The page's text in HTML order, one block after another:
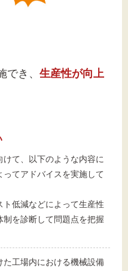
でき、 生産性が向上
て、以下のような内容に
てアドバイスを実施して
低減などによって生産性
を診断して問題点を把握
工場内における機械設備